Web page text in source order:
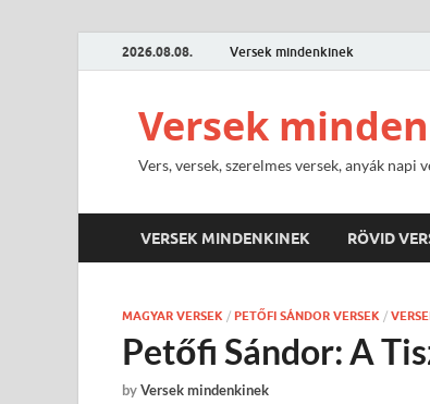
2026.08.08. Versek mindenkinek
Versek
Vers, versek, szerelmes versek, anyák
VERSEK MINDENKINEK RÖVID
MAGYAR VERSEK / PETŐFI SÁNDOR VERSEK /
Petőfi Sándor: A
byVersek mindenkinek